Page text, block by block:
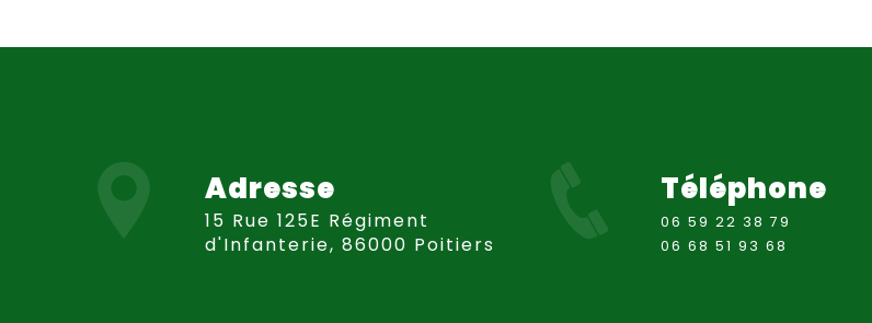
Adresse
15 Rue 125E Régiment
d'Infanterie, 86000 Poitiers
Téléphone
06 59 22 38 79
06 68 51 93 68